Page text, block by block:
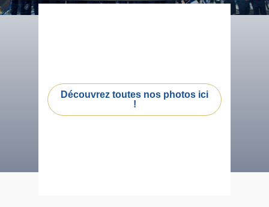
Découvrez toutes nos photos ici
!